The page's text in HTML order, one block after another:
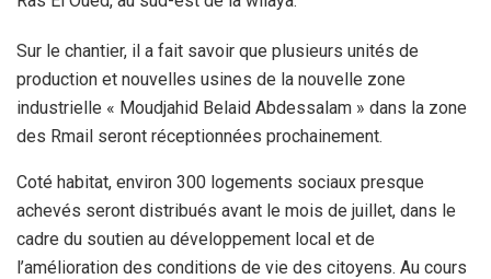
Sur le chantier, il a fait savoir que plusieurs unités de
production et nouvelles usines de la nouvelle zone
industrielle « Moudjahid Belaid Abdessalam » dans la zone
des Rmail seront réceptionnées prochainement.
Coté habitat, environ 300 logements sociaux presque
achevés seront distribués avant le mois de juillet, dans le
cadre du soutien au développement local et de
l’amélioration des conditions de vie des citoyens. Au cours